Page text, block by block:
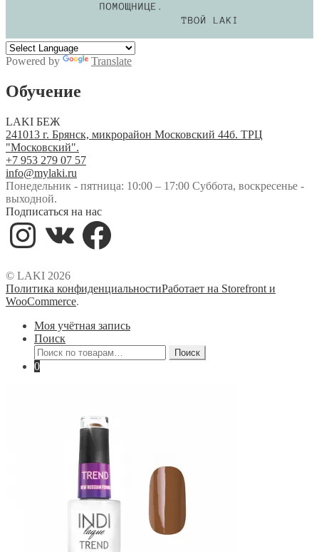
Powered by Translate
Обучение
LAKI БЕЖ
241013 г. Брянск, микрорайон Московский 44б. ТРЦ
"Московский".
+7 953 279 07 57
info@mylaki.ru
Понедельник - пятница: 10:00 – 17:00 Суббота, воскресенье -
выходной.
Подписаться на нас
Instagram
Facebook
© LAKI 2026
Политика конфиденциальностиРаботает на Storefront и
WooCommerce.
Моя учётная запись
Поиск
Искать:
Поиск
0